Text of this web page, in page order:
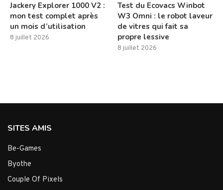
Jackery Explorer 1000 V2 :
mon test complet après
un mois d’utilisation
8 juillet 2026
Test du Ecovacs Winbot
W3 Omni : le robot laveur
de vitres qui fait sa
propre lessive
8 juillet 2026
SITES AMIS
Be-Games
Byothe
Couple Of Pixels